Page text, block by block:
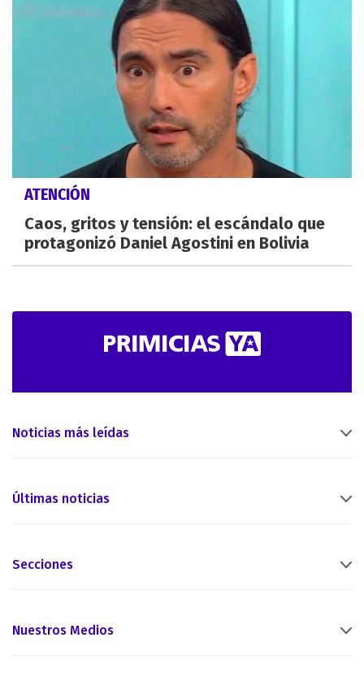
ATENCIÓN
Caos, gritos y tensión: el escándalo que
protagonizó Daniel Agostini en Bolivia
Noticias más leídas
Últimas noticias
Secciones
Nuestros Medios